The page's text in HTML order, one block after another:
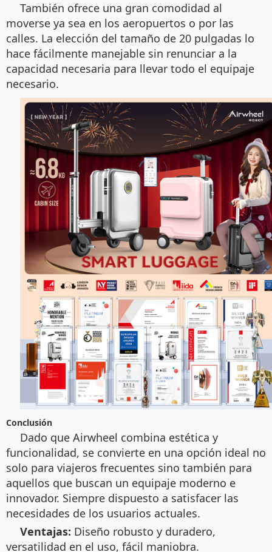
También ofrece una gran comodidad al
moverse ya sea en los aeropuertos o por las
calles. La elección del tamaño de 20 pulgadas lo
hace fácilmente manejable sin renunciar a la
capacidad necesaria para llevar todo el equipaje
necesario.
Conclusión
Dado que Airwheel combina estética y
funcionalidad, se convierte en una opción ideal no
solo para viajeros frecuentes sino también para
aquellos que buscan un equipaje moderno e
innovador. Siempre dispuesto a satisfacer las
necesidades de los usuarios actuales.
Ventajas: Diseño robusto y duradero,
versatilidad en el uso, fácil maniobra.